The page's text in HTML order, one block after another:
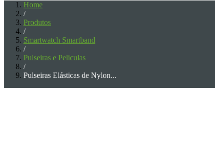
Home
/
Produtos
/
Smartwatch Smartband
/
Pulseiras e Peliculas
/
Pulseiras Elásticas de Nylon...